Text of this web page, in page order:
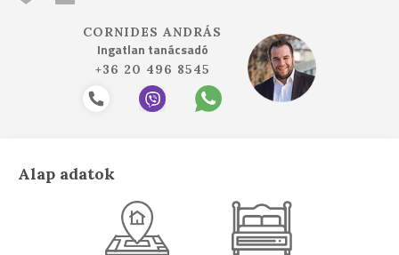
CORNIDES ANDRÁS
Ingatlan tanácsadó
+36 20 496 8545
Alap adatok